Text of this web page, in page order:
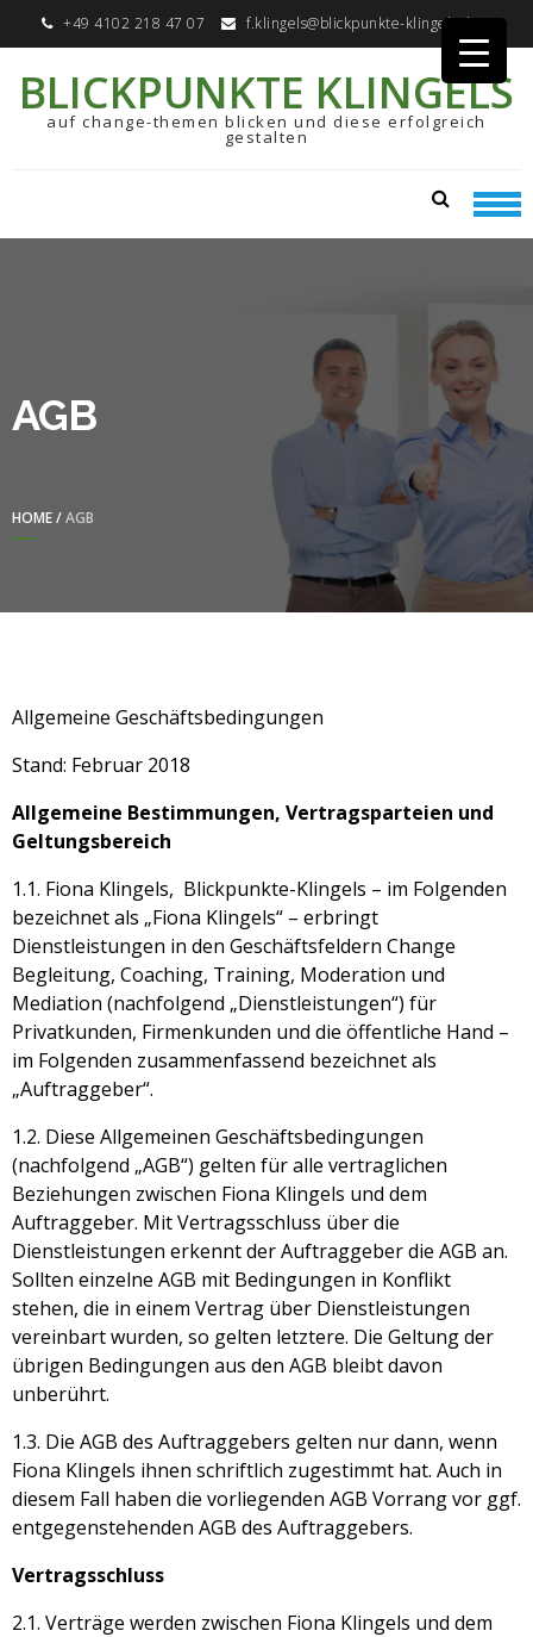
to
to
+49 4102 218 47 07 f.klingels@blickpunkte-klingels.de
BLICKPUNKTE KLINGELS
auf change-themen blicken und diese erfolgreich
gestalten
AGB
HOME/AGB
Allgemeine Geschäftsbedingungen
Stand: Februar 2018
Allgemeine Bestimmungen, Vertragsparteien und
Geltungsbereich
1.1. Fiona Klingels, Blickpunkte-Klingels – im Folgenden
bezeichnet als „Fiona Klingels“ – erbringt
Dienstleistungen in den Geschäftsfeldern Change
Begleitung, Coaching, Training, Moderation und
Mediation (nachfolgend „Dienstleistungen“) für
Privatkunden, Firmenkunden und die öffentliche Hand –
im Folgenden zusammenfassend bezeichnet als
„Auftraggeber“.
1.2. Diese Allgemeinen Geschäftsbedingungen
(nachfolgend „AGB“) gelten für alle vertraglichen
Beziehungen zwischen Fiona Klingels und dem
Auftraggeber. Mit Vertragsschluss über die
Dienstleistungen erkennt der Auftraggeber die AGB an.
Sollten einzelne AGB mit Bedingungen in Konflikt
stehen, die in einem Vertrag über Dienstleistungen
vereinbart wurden, so gelten letztere. Die Geltung der
übrigen Bedingungen aus den AGB bleibt davon
unberührt.
1.3. Die AGB des Auftraggebers gelten nur dann, wenn
Fiona Klingels ihnen schriftlich zugestimmt hat. Auch in
diesem Fall haben die vorliegenden AGB Vorrang vor ggf.
entgegenstehenden AGB des Auftraggebers.
Vertragsschluss
2.1. Verträge werden zwischen Fiona Klingels und dem